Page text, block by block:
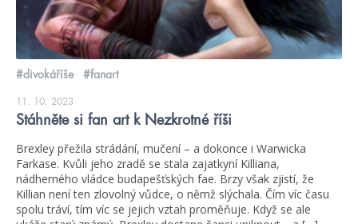
#divokáříše #fanart
11. 10. 2023
Stáhněte si fan art k Nezkrotné říši
Brexley přežila strádání, mučení – a dokonce i Warwicka
Farkase. Kvůli jeho zradě se stala zajatkyní Killiana,
nádherného vládce budapešťských fae. Brzy však zjistí, že
Killian není ten zlovolný vůdce, o němž slýchala. Čím víc času
spolu tráví, tím víc se jejich vztah proměňuje. Když se ale